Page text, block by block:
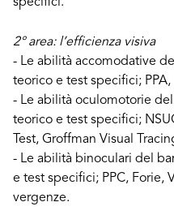
2° area: l’efficienza visiva
- Le abilità accomodative
teorico e test specifici;
- Le abilità oculomotorie
teorico e test specifici;
Test, Groffman Visual
- Le abilità binoculari del
e test specifici; PPC, Forie,
vergenze.